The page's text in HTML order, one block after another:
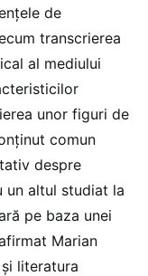
de
transcrierea
al mediului
unor figuri de
comun
despre
un altul studiat la
pe baza unei
Marian
literatura